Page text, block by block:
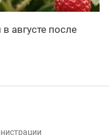
августе после